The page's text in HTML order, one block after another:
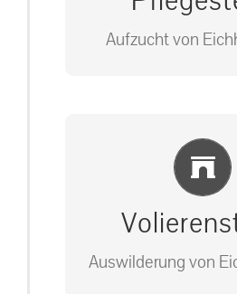
Aufzucht von
auf: 0162-
Auswilderung von
Einlernung